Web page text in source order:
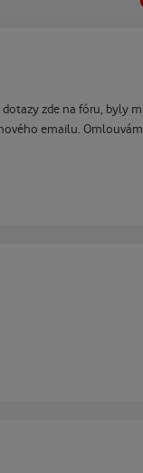
zde na fóru, byly
emailu.